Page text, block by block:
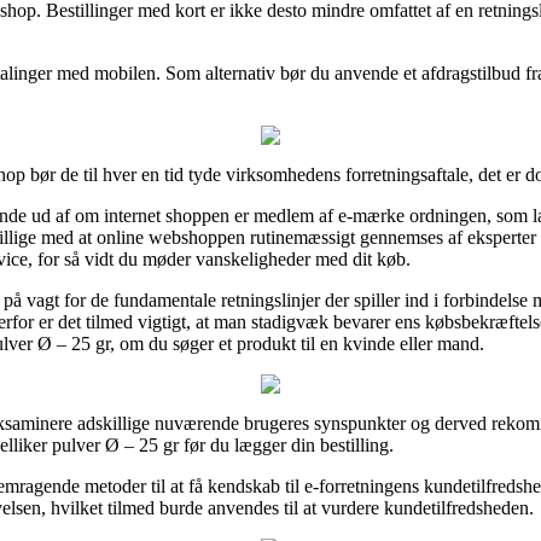
Bestillinger med kort er ikke desto mindre omfattet af en
med mobilen. Som alternativ bør du anvende et afdragstilbud
bør de til hver en tid tyde virksomhedens forretningsaftale, det er
ud af om internet shoppen er medlem af e-mærke ordningen,
med at online webshoppen rutinemæssigt gennemses af
for så vidt du møder vanskeligheder med dit køb.
vagt for de fundamentale retningslinjer der spiller ind i forbindelse
er det tilmed vigtigt, at man stadigvæk bevarer ens
Ø – 25 gr, om du søger et produkt til en kvinde eller mand.
adskillige nuværende brugeres synspunkter og derved
pulver Ø – 25 gr før du lægger din bestilling.
metoder til at få kendskab til e-forretningens
hvilket tilmed burde anvendes til at vurdere kundetilfredsheden.